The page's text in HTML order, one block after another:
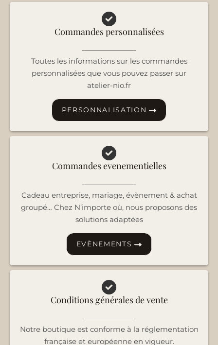
Commandes personnalisées
Toutes les informations sur les commandes
personnalisées que vous pouvez passer sur
atelier-nio.fr
PERSONNALISATION
Commandes evenementielles
Cadeau entreprise, mariage, évènement & achat
groupé… Chez N’importe où, nous proposons des
solutions adaptées
EVÈNEMENTS
Conditions générales de vente
Notre boutique est conforme à la réglementation
française et européenne en vigueur.